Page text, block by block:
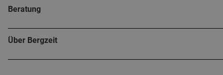
Beratung
Über Bergzeit